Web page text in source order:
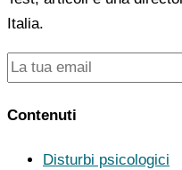
Italia.
Contenuti
Disturbi psicologici